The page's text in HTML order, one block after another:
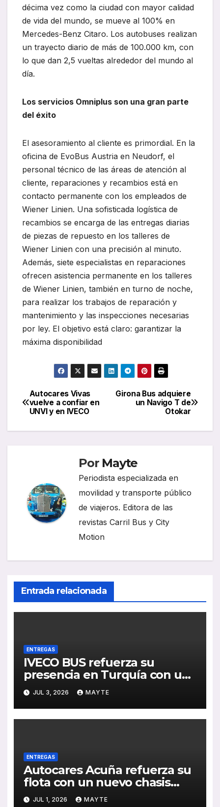
décima vez como la ciudad con mayor calidad
de vida del mundo, se mueve al 100% en
Mercedes-Benz Citaro. Los autobuses realizan
un trayecto diario de más de 100.000 km, con
lo que dan 2,5 vueltas alrededor del mundo al
día.
Los servicios Omniplus son una gran parte
del éxito
El asesoramiento al cliente es primordial. En la
oficina de EvoBus Austria en Neudorf, el
personal técnico de las áreas de atención al
cliente, reparaciones y recambios está en
contacto permanente con los empleados de
Wiener Linien. Una sofisticada logística de
recambios se encarga de las entregas diarias
de piezas de repuesto en los talleres de
Wiener Linien con una precisión al minuto.
Además, siete especialistas en reparaciones
ofrecen asistencia permanente en los talleres
de Wiener Linien, también en turno de noche,
para realizar los trabajos de reparación y
mantenimiento y las inspecciones necesarias
por ley. El objetivo está claro: garantizar la
máxima disponibilidad
Navegación
de
Girona Bus adquiere
un Navigo T de
Otokar
Autocares Vivas
vuelve a confiar en
UNVI y en IVECO
Por Mayte
Periodista especializada en
movilidad y transporte público
de viajeros. Editora de las
revistas Carril Bus y City
Motion
Entrada relacionada
ENTREGAS
IVECO BUS refuerza su
presencia en Turquía con un
pedido de 20 autobuses
articulados STREETWAY
JUL 3, 2026 MAYTE
ENTREGAS
Autocares Acuña refuerza su
flota con un nuevo chasis
Mercedes-Benz de última
JUL 1, 2026 MAYTE